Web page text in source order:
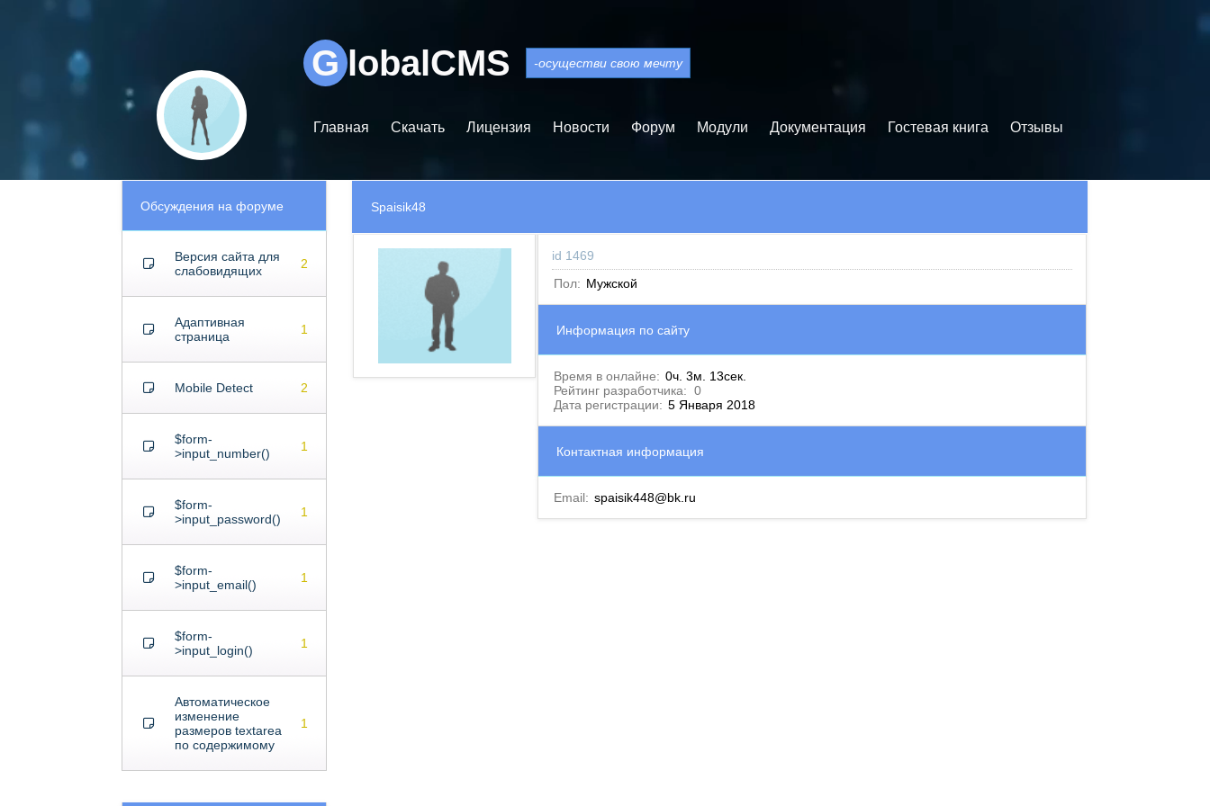
G lobalCMS -осуществи свою мечту
Главная Скачать Лицензия Новости Форум Модули Документация Гостевая книга Отзывы
Обсуждения на форуме
Версия сайта для
слабовидящих
2
Адаптивная
страница
1
Mobile Detect 2
$form-
>input_number()
1
$form-
>input_password()
1
$form-
>input_email()
1
$form-
>input_login()
1
Автоматическое
изменение
размеров textarea
по содержимому
1
Spaisik48
id 1469
Пол: Мужской
Информация по сайту
Время в онлайне: 0ч. 3м. 13сек.
Рейтинг разработчика: 0
Дата регистрации: 5 Января 2018
Контактная информация
Email: spaisik448@bk.ru